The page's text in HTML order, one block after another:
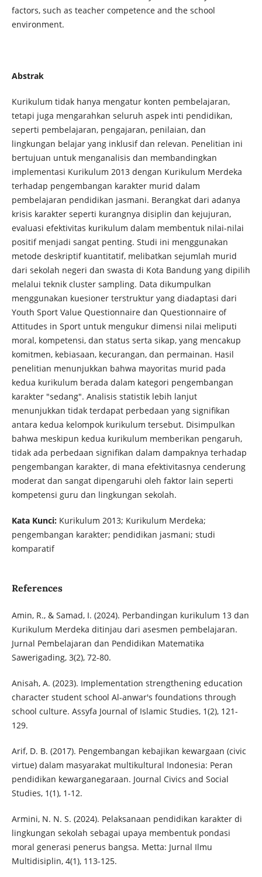
factors, such as teacher competence and the school
environment.
Abstrak
Kurikulum tidak hanya mengatur konten pembelajaran,
tetapi juga mengarahkan seluruh aspek inti pendidikan,
seperti pembelajaran, pengajaran, penilaian, dan
lingkungan belajar yang inklusif dan relevan. Penelitian ini
bertujuan untuk menganalisis dan membandingkan
implementasi Kurikulum 2013 dengan Kurikulum Merdeka
terhadap pengembangan karakter murid dalam
pembelajaran pendidikan jasmani. Berangkat dari adanya
krisis karakter seperti kurangnya disiplin dan kejujuran,
evaluasi efektivitas kurikulum dalam membentuk nilai-nilai
positif menjadi sangat penting. Studi ini menggunakan
metode deskriptif kuantitatif, melibatkan sejumlah murid
dari sekolah negeri dan swasta di Kota Bandung yang dipilih
melalui teknik cluster sampling. Data dikumpulkan
menggunakan kuesioner terstruktur yang diadaptasi dari
Youth Sport Value Questionnaire dan Questionnaire of
Attitudes in Sport untuk mengukur dimensi nilai meliputi
moral, kompetensi, dan status serta sikap, yang mencakup
komitmen, kebiasaan, kecurangan, dan permainan. Hasil
penelitian menunjukkan bahwa mayoritas murid pada
kedua kurikulum berada dalam kategori pengembangan
karakter "sedang". Analisis statistik lebih lanjut
menunjukkan tidak terdapat perbedaan yang signifikan
antara kedua kelompok kurikulum tersebut. Disimpulkan
bahwa meskipun kedua kurikulum memberikan pengaruh,
tidak ada perbedaan signifikan dalam dampaknya terhadap
pengembangan karakter, di mana efektivitasnya cenderung
moderat dan sangat dipengaruhi oleh faktor lain seperti
kompetensi guru dan lingkungan sekolah.
Kata Kunci: Kurikulum 2013; Kurikulum Merdeka;
pengembangan karakter; pendidikan jasmani; studi
komparatif
References
Amin, R., & Samad, I. (2024). Perbandingan kurikulum 13 dan
Kurikulum Merdeka ditinjau dari asesmen pembelajaran.
Jurnal Pembelajaran dan Pendidikan Matematika
Sawerigading, 3(2), 72-80.
Anisah, A. (2023). Implementation strengthening education
character student school Al-anwar's foundations through
school culture. Assyfa Journal of Islamic Studies, 1(2), 121-
129.
Arif, D. B. (2017). Pengembangan kebajikan kewargaan (civic
virtue) dalam masyarakat multikultural Indonesia: Peran
pendidikan kewarganegaraan. Journal Civics and Social
Studies, 1(1), 1-12.
Armini, N. N. S. (2024). Pelaksanaan pendidikan karakter di
lingkungan sekolah sebagai upaya membentuk pondasi
moral generasi penerus bangsa. Metta: Jurnal Ilmu
Multidisiplin, 4(1), 113-125.